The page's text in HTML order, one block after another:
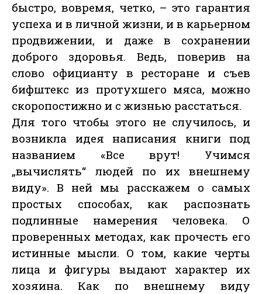
быстро, вовремя, четко, – это гарантия
успеха и в личной жизни, и в карьерном
продвижении, и даже в сохранении
доброго здоровья. Ведь, поверив на
слово официанту в ресторане и съев
бифштекс из протухшего мяса, можно
скоропостижно и с жизнью расстаться.
Для того чтобы этого не случилось, и
возникла идея написания книги под
названием «Все врут! Учимся
„вычислять“ людей по их внешнему
виду». В ней мы расскажем о самых
простых способах, как распознать
подлинные намерения человека. О
проверенных методах, как прочесть его
истинные мысли. О том, какие черты
лица и фигуры выдают характер их
хозяина. Как по внешнему виду